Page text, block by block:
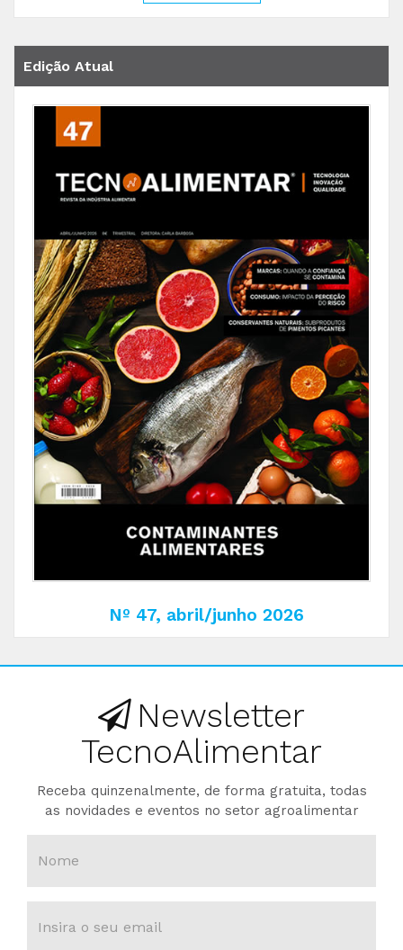
Edição Atual
Nº 47, abril/junho 2026
Newsletter
TecnoAlimentar
Receba quinzenalmente, de forma gratuita, todas
as novidades e eventos no setor agroalimentar